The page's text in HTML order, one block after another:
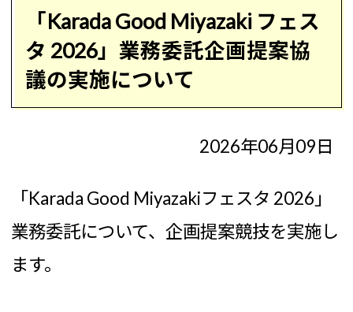
「Karada Good Miyazaki フェス
タ 2026」業務委託企画提案協
議の実施について
2026年06月09日
「Karada Good Miyazakiフェスタ 2026」
業務委託について、企画提案競技を実施し
ます。